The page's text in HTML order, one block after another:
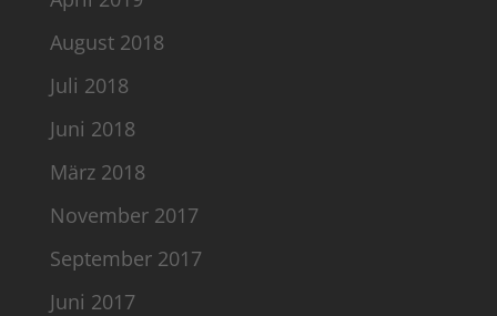
August 2018
Juli 2018
Juni 2018
März 2018
November 2017
September 2017
Juni 2017